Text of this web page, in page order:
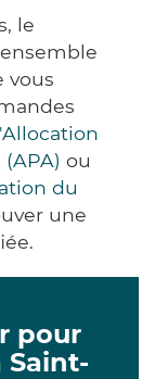
le
vous
ou
du
une
pour
Saint-